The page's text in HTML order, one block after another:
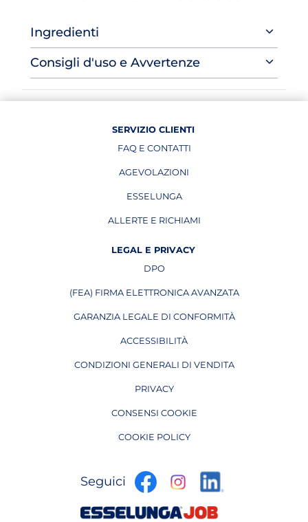
Ingredienti
Consigli d'uso e Avvertenze
SERVIZIO CLIENTI
FAQ E CONTATTI
AGEVOLAZIONI
ESSELUNGA
APRE IN UNA NUOVA PAGINA
ALLERTE E RICHIAMI
APRE IN UNA NUOVA PAGINA
LEGAL E PRIVACY
DPO
APRE IN UNA NUOVA PAGINA
(FEA) FIRMA ELETTRONICA AVANZATA
APRE IN UNA NUOVA PAGINA
GARANZIA LEGALE DI CONFORMITÀ
ACCESSIBILITÀ
CONDIZIONI GENERALI DI VENDITA
PRIVACY
CONSENSI COOKIE
COOKIE POLICY
Seguici
apre
una
apre
una
in